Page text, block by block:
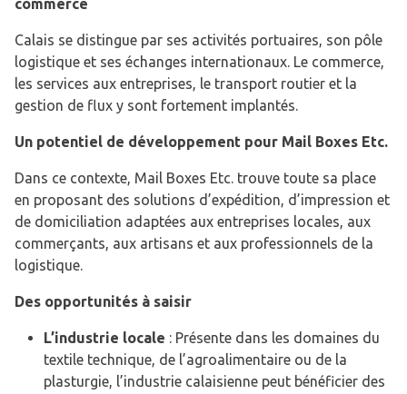
commerce
Calais se distingue par ses activités portuaires, son pôle
logistique et ses échanges internationaux. Le commerce,
les services aux entreprises, le transport routier et la
gestion de flux y sont fortement implantés.
Un potentiel de développement pour Mail Boxes Etc.
Dans ce contexte, Mail Boxes Etc. trouve toute sa place
en proposant des solutions d’expédition, d’impression et
de domiciliation adaptées aux entreprises locales, aux
commerçants, aux artisans et aux professionnels de la
logistique.
Des opportunités à saisir
L’industrie locale : Présente dans les domaines du
textile technique, de l’agroalimentaire ou de la
plasturgie, l’industrie calaisienne peut bénéficier des